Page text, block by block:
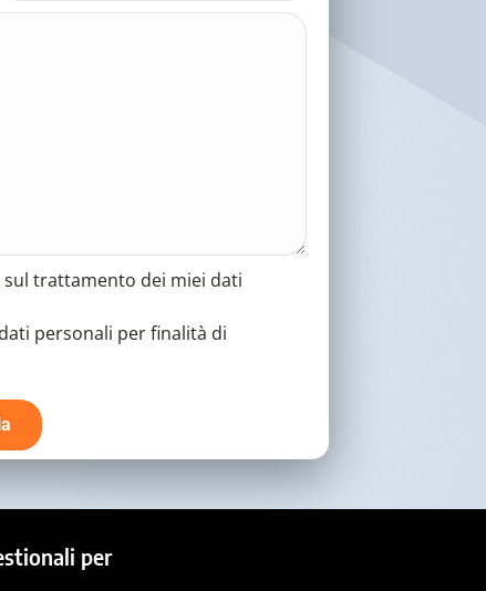
trattamento dei miei dati
personali per finalità di
per